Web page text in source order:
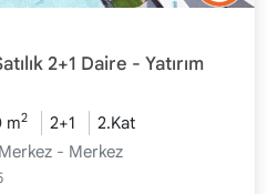
2+1 Daire - Yatırım
m2 2+1
2.Kat
Merkez - Merkez